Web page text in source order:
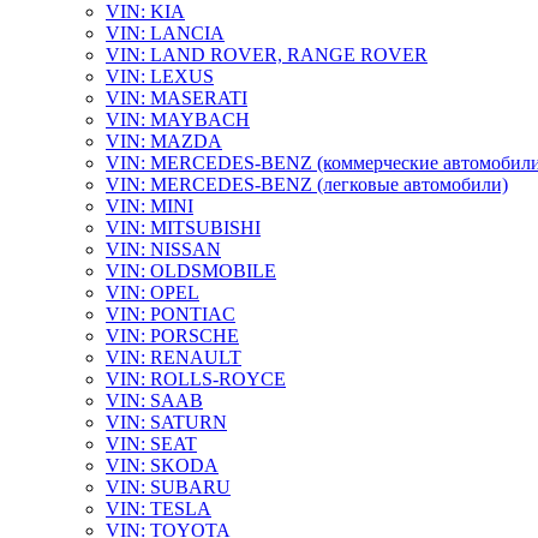
VIN: KIA
VIN: LANCIA
VIN: LAND ROVER, RANGE ROVER
VIN: LEXUS
VIN: MASERATI
VIN: MAYBACH
VIN: MAZDA
VIN: MERCEDES-BENZ (коммерческие
VIN: MERCEDES-BENZ (легковые автомобили)
VIN: MINI
VIN: MITSUBISHI
VIN: NISSAN
VIN: OLDSMOBILE
VIN: OPEL
VIN: PONTIAC
VIN: PORSCHE
VIN: RENAULT
VIN: ROLLS-ROYCE
VIN: SAAB
VIN: SATURN
VIN: SEAT
VIN: SKODA
VIN: SUBARU
VIN: TESLA
VIN: TOYOTA